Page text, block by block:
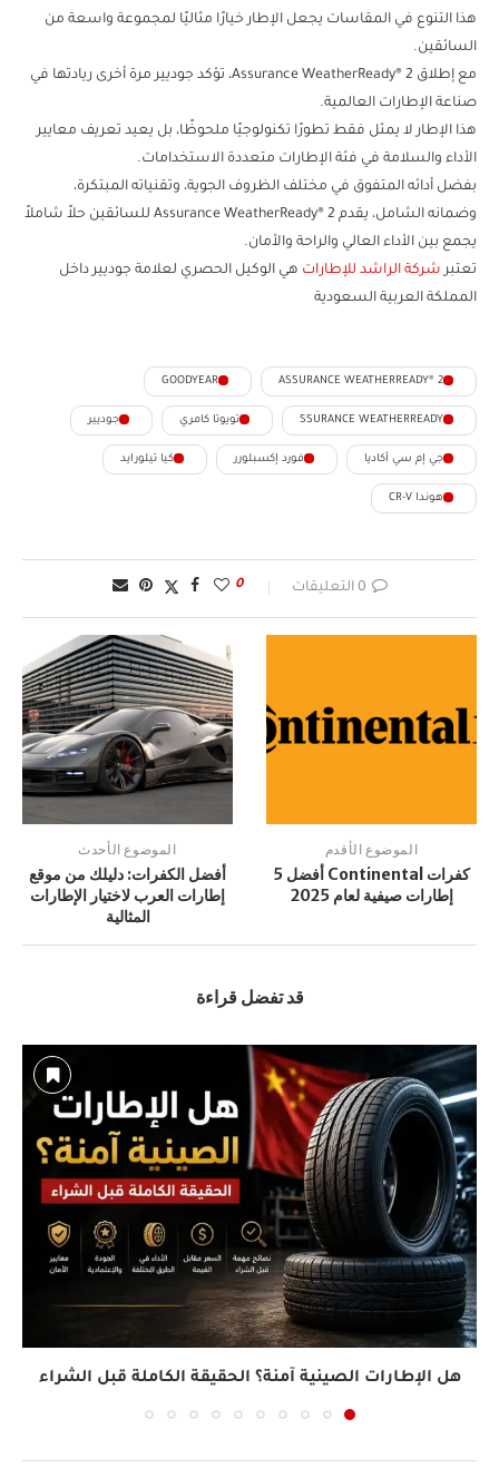
هذا التنوع في المقاسات يجعل الإطار خيارًا مثاليًا لمجموعة واسعة من
السائقين.
مع إطلاق Assurance WeatherReady® 2، تؤكد جوديير مرة أخرى ريادتها في
صناعة الإطارات العالمية.
هذا الإطار لا يمثل فقط تطورًا تكنولوجيًا ملحوظًا، بل يعيد تعريف معايير
الأداء والسلامة في فئة الإطارات متعددة الاستخدامات.
بفضل أدائه المتفوق في مختلف الظروف الجوية، وتقنياته المبتكرة،
وضمانه الشامل، يقدم Assurance WeatherReady® 2 للسائقين حلاً شاملاً
يجمع بين الأداء العالي والراحة والأمان.
تعتبر شركة الراشد للإطارات هي الوكيل الحصري لعلامة جوديير داخل
المملكة العربية السعودية
ASSURANCE WEATHERREADY® 2
GOODYEAR
SSURANCE WEATHERREADY تويوتا كامري جوديير
جي إم سي أكاديا فورد إكسبلورر كيا تيلورايد
هوندا CR-V
0 التعليقات 0
الموضوع الأقدم
كفرات Continental أفضل 5
إطارات صيفية لعام 2025
الموضوع الأحدث
أفضل الكفرات: دليلك من موقع
إطارات العرب لاختيار الإطارات
المثالية
قد تفضل قراءة
هل الإطارات الصينية آمنة؟ الحقيقة الكاملة قبل الشراء